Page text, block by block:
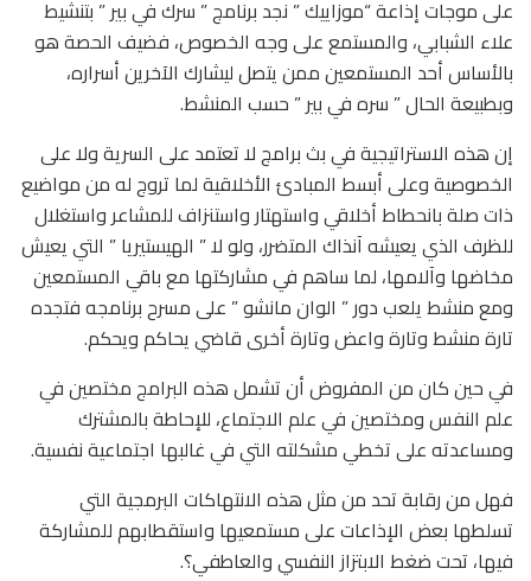
على موجات إذاعة “موزاييك ” نجد برنامج ” سرك في بير ” بتنشيط
علاء الشبابي، والمستمع على وجه الخصوص، فضيف الحصة هو
بالأساس أحد المستمعين ممن يتصل ليشارك الآخرين أسراره،
وبطبيعة الحال ” سره في بير ” حسب المنشط.
إن هذه الاستراتيجية في بث برامج لا تعتمد على السرية ولا على
الخصوصية وعلى أبسط المبادئ الأخلاقية لما تروج له من مواضيع
ذات صلة بانحطاط أخلاقي واستهتار واستنزاف للمشاعر واستغلال
للظرف الذي يعيشه آنذاك المتضرر، ولو لا ” الهيستيريا ” التي يعيش
مخاضها وآلامها، لما ساهم في مشاركتها مع باقي المستمعين
ومع منشط يلعب دور ” الوان مانشو ” على مسرح برنامجه فتجده
تارة منشط وتارة واعض وتارة أخرى قاضي يحاكم ويحكم.
في حين كان من المفروض أن تشمل هذه البرامج مختصين في
علم النفس ومختصين في علم الاجتماع، للإحاطة بالمشترك
ومساعدته على تخطي مشكلته التي في غالبها اجتماعية نفسية.
فهل من رقابة تحد من مثل هذه الانتهاكات البرمجية التي
تسلطها بعض الإذاعات على مستمعيها واستقطابهم للمشاركة
فيها، تحت ضغط الابتزاز النفسي والعاطفي؟.